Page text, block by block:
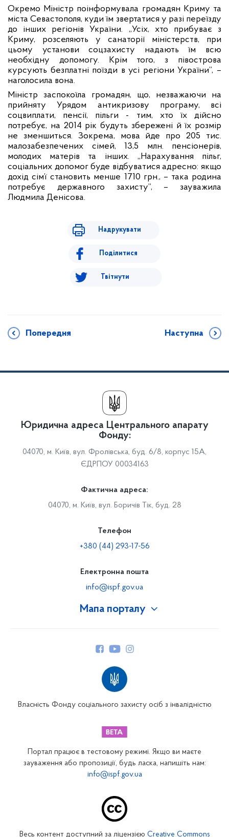
Окремо Міністр поінформувала громадян Криму та
міста Севастополя, куди їм звертатися у разі переїзду
до інших регіонів України. „Усіх, хто прибуває з
Криму, розселяють у санаторії міністерств, при
цьому установи соцзахисту надають їм всю
необхідну допомогу. Крім того, з півострова
курсують безплатні поїзди в усі регіони України”, –
наголосила вона.
Міністр заспокоїла громадян, що, незважаючи на
прийняту Урядом антикризову програму, всі
соцвиплати, пенсії, пільги - тим, хто їх дійсно
потребує, на 2014 рік будуть збережені й їх розмір
не зменшиться. Зокрема, мова йде про 205 тис.
малозабезпечених сімей, 13,5 млн. пенсіонерів,
молодих матерів та інших. „Нарахування пільг,
соціальних допомог буде відбуватися адресно: якщо
дохід сім’ї становить менше 1710 грн., – така родина
потребує державного захисту”, – зауважила
Людмила Денісова.
Надрукувати
Поділитися
Твітнути
Попередня Наступна
Мапа порталу
Закарпатське відділення
Запорізьке відділення
Юридична адреса Центрального апарату
Фонду:
04070, м. Київ, вул. Фролівська, буд. 6/8, корпус 15А,
ЄДРПОУ 00034163
Фактична адреса:
04070, м. Київ, вул. Боричів Тік, буд. 28
Телефон
+380 (44) 293-17-56
Електронна пошта
info@ispf.gov.ua
Власність Фонду соціального захисту осіб з інвалідністю
Портал працює в тестовому режимі. Якщо ви маєте
зауваження або пропозиції, будь ласка, напишіть нам:
info@ispf.gov.ua
Весь контент доступний за ліцензією Creative Commons